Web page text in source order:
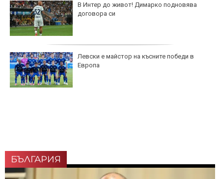
В Интер до живот! Димарко подновява
договора си
Левски е майстор на късните победи в
Европа
БЪЛГАРИЯ